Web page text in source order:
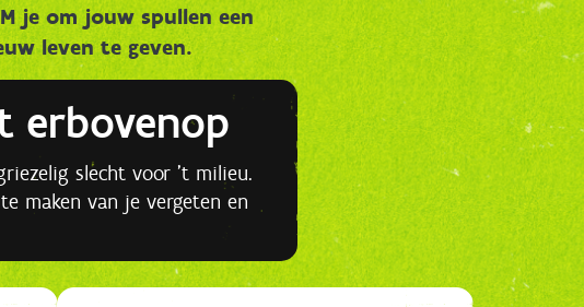
je om jouw spullen een
leven te geven.
erbovenop
slecht voor ’t milieu.
maken van je vergeten en